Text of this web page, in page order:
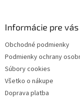
Informácie pre vás
Obchodné podmienky
Podmienky ochrany
Súbory cookies
Všetko o nákupe
Doprava platba